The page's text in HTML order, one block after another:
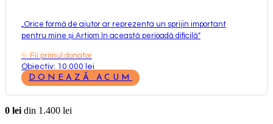
Orice formă de ajutor ar reprezenta un sprijin important
pentru mine și Artiom în această perioadă dificilă"
✨ Fii primul donator
Obiectiv: 10.000 lei
DONEAZĂ ACUM
0 lei din 1.400 lei